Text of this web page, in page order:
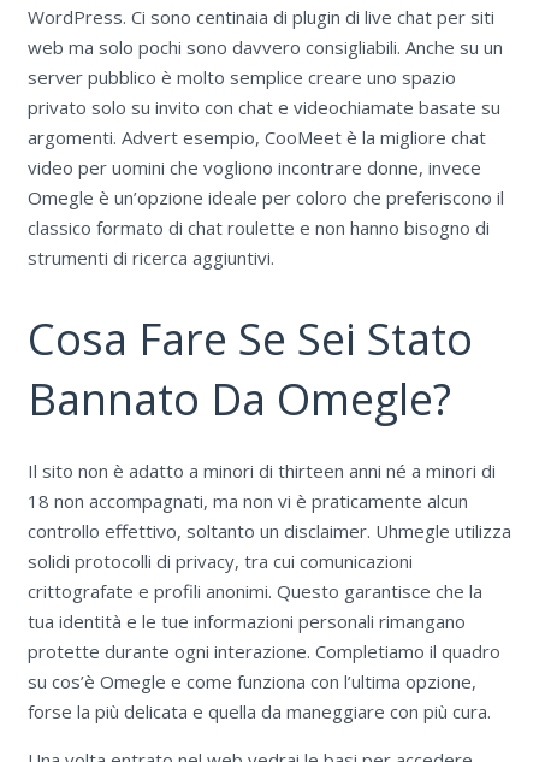
WordPress. Ci sono centinaia di plugin di live chat per siti
web ma solo pochi sono davvero consigliabili. Anche su un
server pubblico è molto semplice creare uno spazio
privato solo su invito con chat e videochiamate basate su
argomenti. Advert esempio, CooMeet è la migliore chat
video per uomini che vogliono incontrare donne, invece
Omegle è un’opzione ideale per coloro che preferiscono il
classico formato di chat roulette e non hanno bisogno di
strumenti di ricerca aggiuntivi.
Cosa Fare Se Sei Stato
Bannato Da Omegle?
Il sito non è adatto a minori di thirteen anni né a minori di
18 non accompagnati, ma non vi è praticamente alcun
controllo effettivo, soltanto un disclaimer. Uhmegle utilizza
solidi protocolli di privacy, tra cui comunicazioni
crittografate e profili anonimi. Questo garantisce che la
tua identità e le tue informazioni personali rimangano
protette durante ogni interazione. Completiamo il quadro
su cos’è Omegle e come funziona con l’ultima opzione,
forse la più delicata e quella da maneggiare con più cura.